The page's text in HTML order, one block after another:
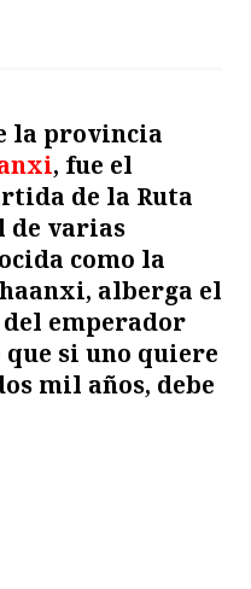
la provincia
, fue el
de la Ruta
de varias
como la
alberga el
emperador
que si uno quiere
mil años, debe